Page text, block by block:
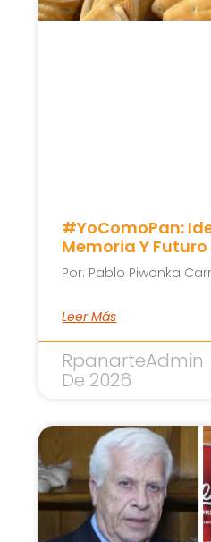
#YoComoPan:
Memoria Y Futuro
Por: Pablo Piwonka
Leer Más
RpanarteAdmin
De 2026